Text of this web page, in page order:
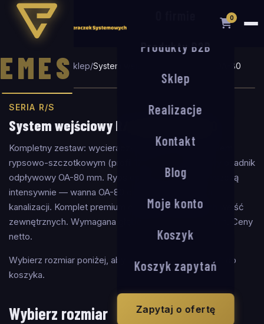
EMES
0
Produkty B2B
Sklep
Realizacje
Kontakt
Blog
Moje konto
Koszyk
Koszyk zapytań
Zapytaj o ofertę
Strona główna/Sklep/System wejściowy R/S-17/30 + OA-80
SERIA R/S
System wejściowy R/S-17/30 + OA-80
Kompletny zestaw: wycieraczka aluminiowa z wkładem
rypsowo-szczotkowym (profil 17 mm) + systemowy osadnik
odpływowy OA-80 mm. Ryps osusza, szczotki czyszczą
intensywnie — wanna OA-80 odprowadza wodę do
kanalizacji. Komplet premium dla reprezentacyjnych wejść
zewnętrznych. Wymagana głębokość wpustu: 80 mm. Ceny
netto.
Wybierz rozmiar poniżej, aby zobaczyć cenę i dodać do
koszyka.
Wybierz rozmiar